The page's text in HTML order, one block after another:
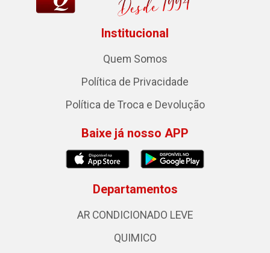
Institucional
Quem Somos
Política de Privacidade
Política de Troca e Devolução
Baixe já nosso APP
Departamentos
AR CONDICIONADO LEVE
QUIMICO